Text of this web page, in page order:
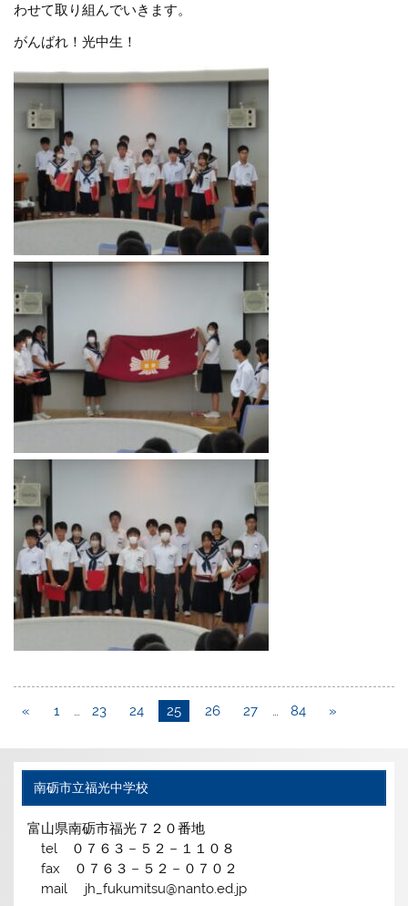
わせて取り組んでいきます。
がんばれ！光中生！
« 1 23 24 25 26 27 84 »
南砺市立福光中学校
富山県南砺市福光７２０番地
tel ０７６３－５２－１１０８
fax ０７６３－５２－０７０２
mail jh_fukumitsu@nanto.ed.jp